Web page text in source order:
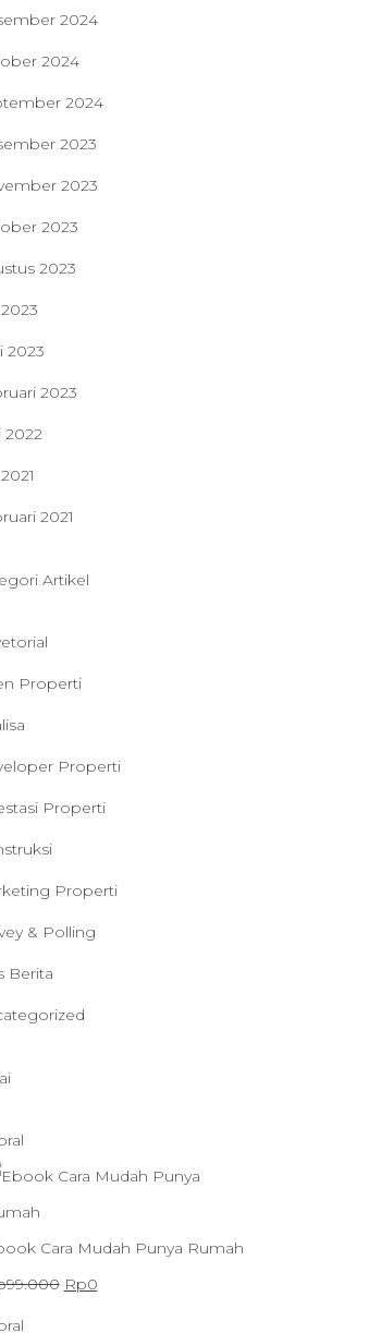
2024
2024
2024
2023
2023
2023
2023
2023
2023
2022
2021
Artikel
Properti
Properti
Properti
Properti
& Polling
Berita
P
r
o
d
u
k
Cara Mudah Punya Rumah
99.000 H
Rp0H
P